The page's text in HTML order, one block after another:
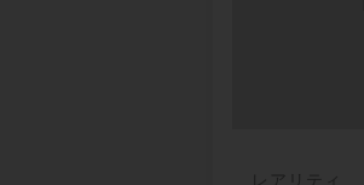
レアリティ